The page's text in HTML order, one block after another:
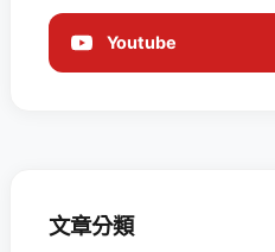
Youtube
文章分類